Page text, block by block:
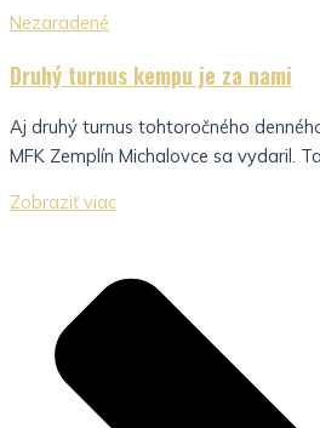
Nezaradené
Druhý turnus kempu je za nami
Aj druhý turnus tohtoročného
MFK Zemplín Michalovce sa vydaril.
Zobraziť viac